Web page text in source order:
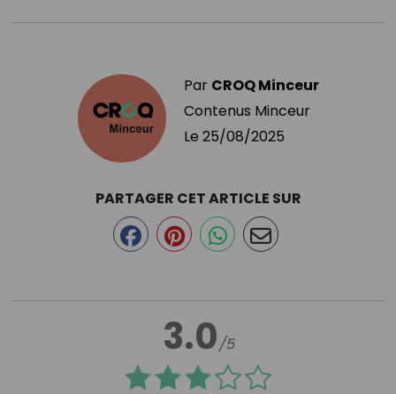
Par CROQ Minceur
Contenus Minceur
Le 25/08/2025
3.0/5
PARTAGER CET ARTICLE SUR